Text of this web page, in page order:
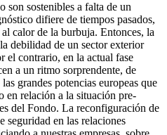
son sostenibles a falta de un
difiere de tiempos pasados,
calor de la burbuja. Entonces, la
debilidad de un sector exterior
el contrario, en la actual fase
a un ritmo sorprendente, de
grandes potencias europeas que
en relación a la situación pre-
del Fondo. La reconfiguración de
seguridad en las relaciones